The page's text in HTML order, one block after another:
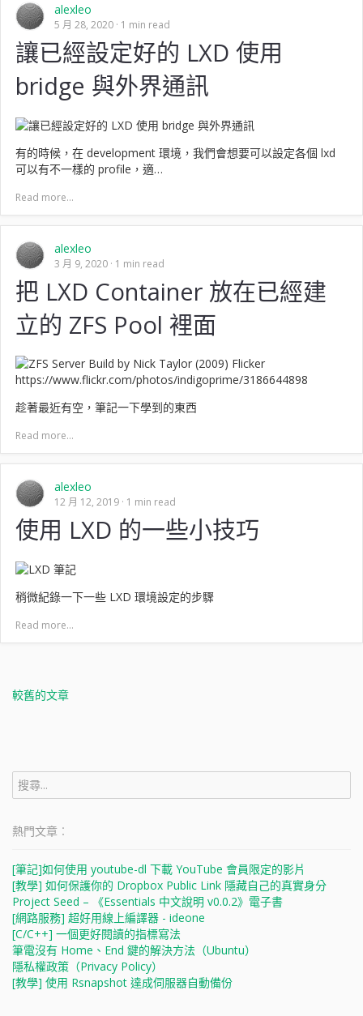
alexleo
5 月 28, 2020 1 min read
讓已經設定好的 LXD 使用
bridge 與外界通訊
有的時候，在 development 環境，我們會想要可以設定各個 lxd
可以有不一樣的 profile，適…
Read more...
alexleo
3 月 9, 2020 1 min read
把 LXD Container 放在已經建
立的 ZFS Pool 裡面
趁著最近有空，筆記一下學到的東西
Read more...
alexleo
12 月 12, 2019 1 min read
使用 LXD 的一些小技巧
稍微紀錄一下一些 LXD 環境設定的步驟
Read more...
章
較舊的文章
搜
尋
鍵
熱門文章︰
[筆記]如何使用 youtube-dl 下載 YouTube 會員限定的影片
[教學] 如何保護你的 Dropbox Public Link 隱藏自己的真實身分
Project Seed – 《Essentials 中文說明 v0.0.2》電子書
[網路服務] 超好用線上編譯器 - ideone
[C/C++] 一個更好閱讀的指標寫法
筆電沒有 Home、End 鍵的解決方法（Ubuntu）
隱私權政策（Privacy Policy）
[教學] 使用 Rsnapshot 達成伺服器自動備份